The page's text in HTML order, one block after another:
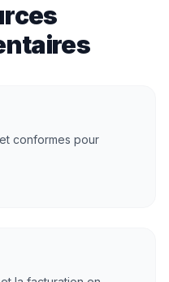
conformes pour